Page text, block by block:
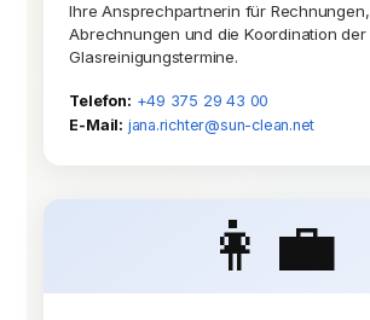
Ihre Ansprechpartnerin für Rechnungen,
Abrechnungen und die Koordination der
Glasreinigungstermine.
Telefon: +49 375 29 43 00
E-Mail: jana.richter@sun-clean.net
👩‍💼